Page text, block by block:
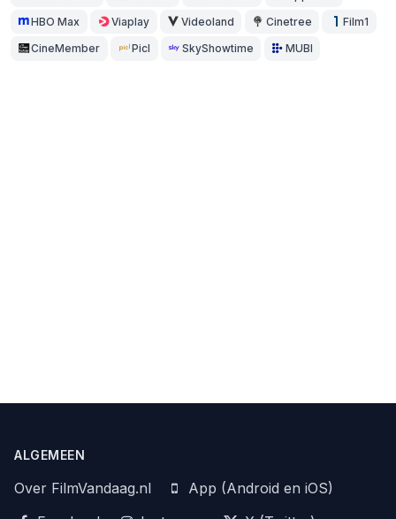
HBO Max Viaplay Videoland Cinetree Film1
CineMember Picl SkyShowtime MUBI
ALGEMEEN
Over FilmVandaag.nl
App (Android en iOS)